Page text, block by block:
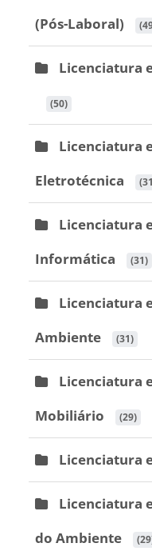
(Pós-Laboral)
Licenciatura
(50)
Licenciatura
Eletrotécnica
Licenciatura
Informática
(31)
Licenciatura
Ambiente
(31)
Licenciatura
Mobiliário
(29)
Licenciatura
Licenciatura
do Ambiente